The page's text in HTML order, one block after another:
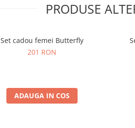
PRODUSE
Set cadou femei Butterfly
201 RON
ADAUGA IN COS